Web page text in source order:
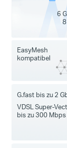
6
EasyMesh
kompatibel
G.fast bis zu 2
VDSL Super-
bis zu 300 Mbps